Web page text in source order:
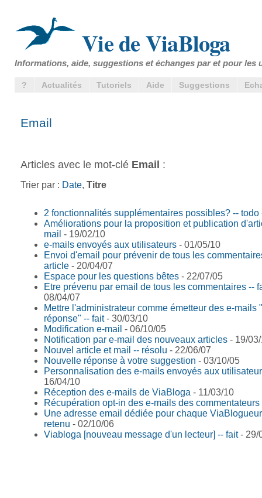
Vie de ViaBloga
Informations, aide, suggestions et échanges par et pour les
? Actualités Tutoriels Aide Suggestions
Email
Articles avec le mot-clé Email :
Trier par : Date, Titre
2 fonctionnalités supplémentaires possibles? -- todo
Améliorations pour la proposition et publication
mail - 19/02/10
e-mails envoyés aux utilisateurs - 01/05/10
Envoi d'email pour prévenir de tous les
article - 20/04/07
Espace pour les questions bêtes - 22/07/05
Etre prévenu par email de tous les commentaires --
08/04/07
Mettre l'administrateur comme émetteur des e-mails
réponse" -- fait- 30/03/10
Modification e-mail - 06/10/05
Notification par e-mail des nouveaux articles - 19/
Nouvel article et mail -- résolu - 22/06/07
Nouvelle réponse à votre suggestion - 03/10/05
Personnalisation des e-mails envoyés aux
16/04/10
Réception des e-mails de ViaBloga - 11/03/10
Récupération opt-in des e-mails des commentateurs
Une adresse email dédiée pour chaque
retenu - 02/10/06
Viabloga [nouveau message d'un lecteur] -- fait- 29/